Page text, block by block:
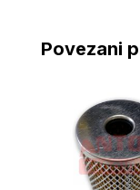
Povezani